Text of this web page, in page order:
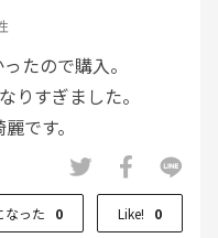
たので購入。
りすぎました。
です。
なった 0 Like! 0